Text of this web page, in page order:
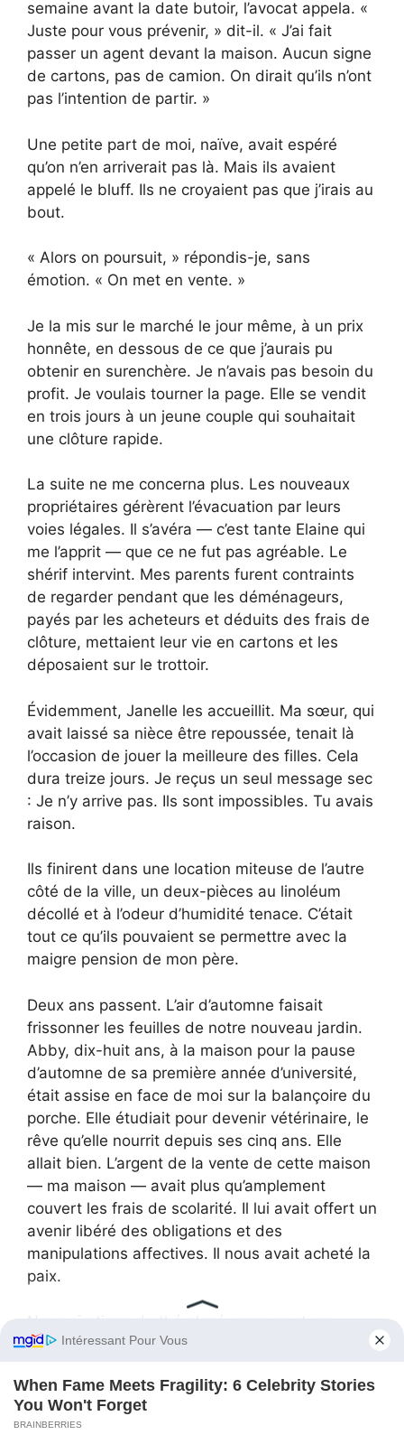
semaine avant la date butoir, l’avocat appela. «
Juste pour vous prévenir, » dit-il. « J’ai fait
passer un agent devant la maison. Aucun signe
de cartons, pas de camion. On dirait qu’ils n’ont
pas l’intention de partir. »
Une petite part de moi, naïve, avait espéré
qu’on n’en arriverait pas là. Mais ils avaient
appelé le bluff. Ils ne croyaient pas que j’irais au
bout.
« Alors on poursuit, » répondis-je, sans
émotion. « On met en vente. »
Je la mis sur le marché le jour même, à un prix
honnête, en dessous de ce que j’aurais pu
obtenir en surenchère. Je n’avais pas besoin du
profit. Je voulais tourner la page. Elle se vendit
en trois jours à un jeune couple qui souhaitait
une clôture rapide.
La suite ne me concerna plus. Les nouveaux
propriétaires gérèrent l’évacuation par leurs
voies légales. Il s’avéra — c’est tante Elaine qui
me l’apprit — que ce ne fut pas agréable. Le
shérif intervint. Mes parents furent contraints
de regarder pendant que les déménageurs,
payés par les acheteurs et déduits des frais de
clôture, mettaient leur vie en cartons et les
déposaient sur le trottoir.
Évidemment, Janelle les accueillit. Ma sœur, qui
avait laissé sa nièce être repoussée, tenait là
l’occasion de jouer la meilleure des filles. Cela
dura treize jours. Je reçus un seul message sec
: Je n’y arrive pas. Ils sont impossibles. Tu avais
raison.
Ils finirent dans une location miteuse de l’autre
côté de la ville, un deux-pièces au linoléum
décollé et à l’odeur d’humidité tenace. C’était
tout ce qu’ils pouvaient se permettre avec la
maigre pension de mon père.
Deux ans passent. L’air d’automne faisait
frissonner les feuilles de notre nouveau jardin.
Abby, dix-huit ans, à la maison pour la pause
d’automne de sa première année d’université,
était assise en face de moi sur la balançoire du
porche. Elle étudiait pour devenir vétérinaire, le
rêve qu’elle nourrit depuis ses cinq ans. Elle
allait bien. L’argent de la vente de cette maison
— ma maison — avait plus qu’amplement
couvert les frais de scolarité. Il lui avait offert un
avenir libéré des obligations et des
manipulations affectives. Il nous avait acheté la
paix.
vendredi après-midi sans programme, sans
confortable, celui qui n’existe qu’entre deux
personnes parfaitement à l’aise.